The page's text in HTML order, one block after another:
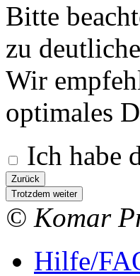
Bitte
zu
Wir
optimales
Ich habe
Zurück
Trotzdem weiter
© Komar
Hilfe/